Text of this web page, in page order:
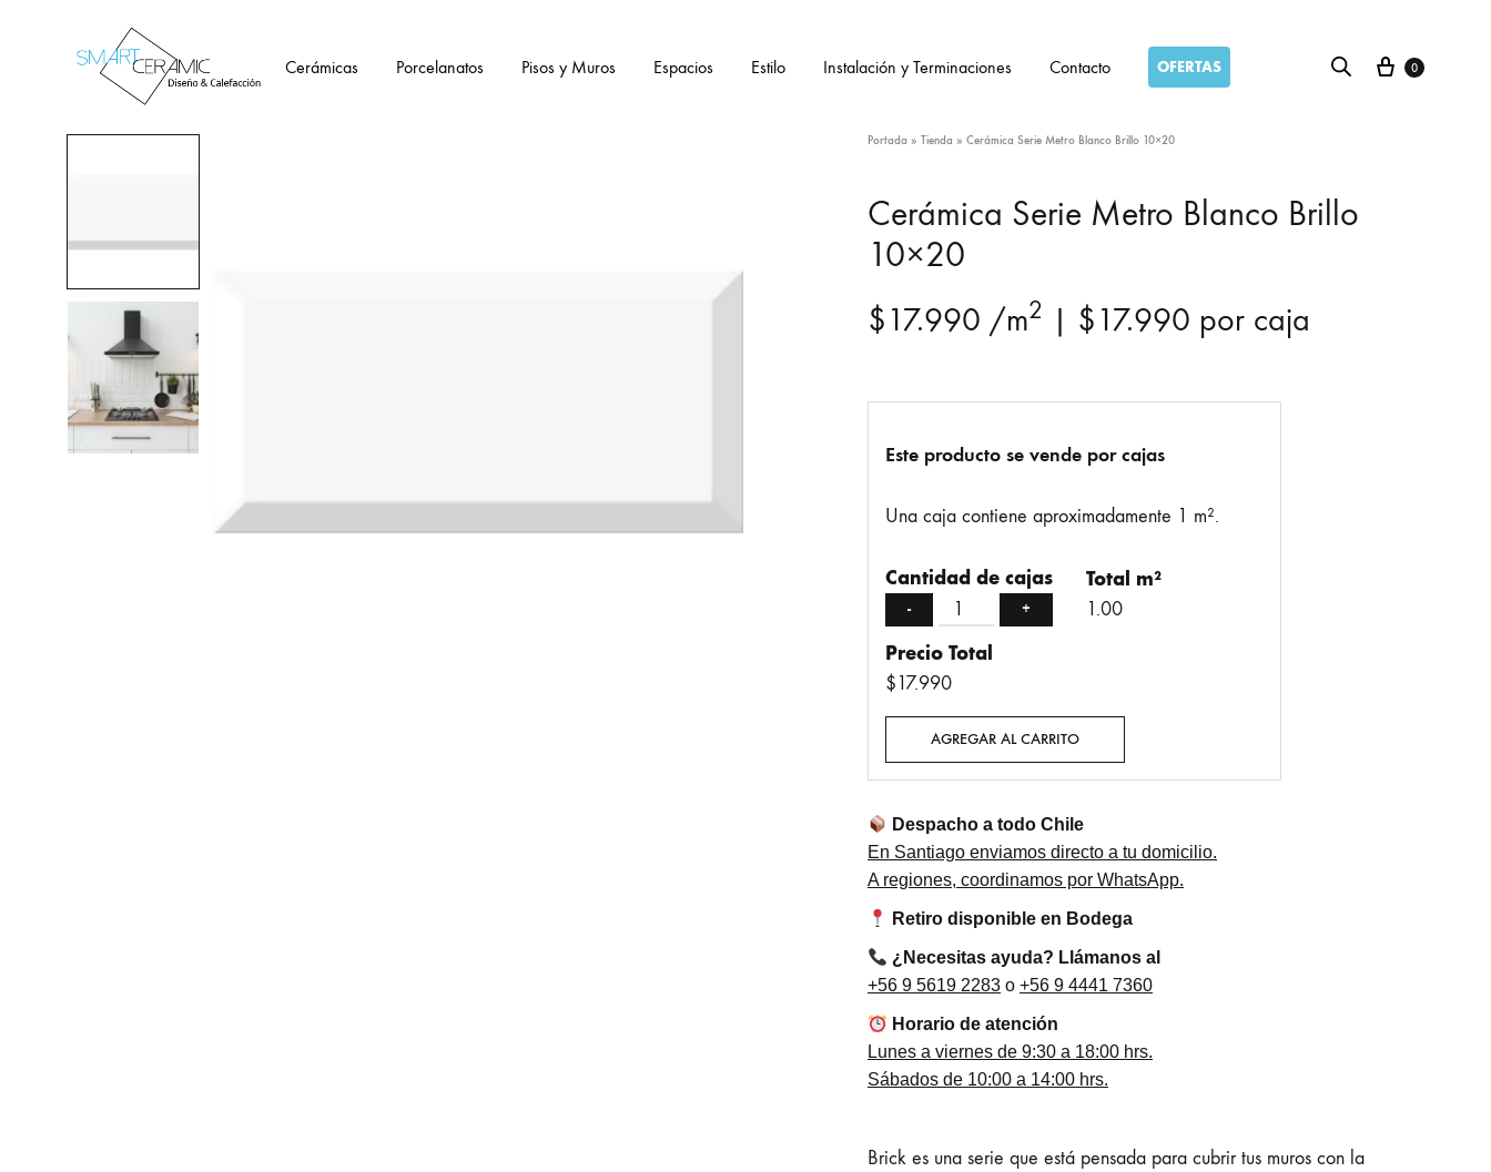
Cerámicas Porcelanatos Pisos y Muros Espacios Estilo Instalación y Terminaciones Contacto OFERTAS Carro
0
Portada » Tienda » Cerámica Serie Metro Blanco Brillo 10×20
Cerámica Serie Metro Blanco Brillo
10×20
$17.990 /m2 | $17.990 por caja
Este producto se vende por cajas
Una caja contiene aproximadamente 1 m².
Cantidad de cajas
- +
Total m²
1.00
Precio Total
$17.990
AGREGAR AL CARRITO
Despacho a todo Chile
En Santiago enviamos directo a tu domicilio.
A regiones, coordinamos por WhatsApp.
Retiro disponible en Bodega
¿Necesitas ayuda? Llámanos al
+56 9 5619 2283 o +56 9 4441 7360
Horario de atención
Lunes a viernes de 9:30 a 18:00 hrs.
Sábados de 10:00 a 14:00 hrs.
Brick es una serie que está pensada para cubrir tus muros con la